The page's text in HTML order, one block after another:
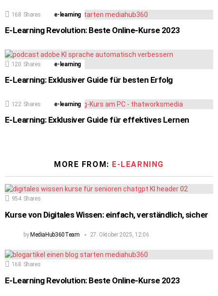
168 Shares e-learning
E-Learning Revolution: Beste Online-Kurse 2023
120 Shares e-learning
E-Learning: Exklusiver Guide für besten Erfolg
122 Shares e-learning
E-Learning: Exklusiver Guide für effektives Lernen
MORE FROM: E-LEARNING
954 Shares
Kurse von Digitales Wissen: einfach, verständlich, sicher
by MediaHub360Team 27. Oktober 2025, 12:06
168 Shares
E-Learning Revolution: Beste Online-Kurse 2023